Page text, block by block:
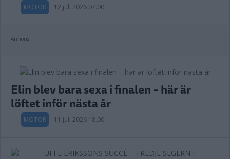
MOTOR 12 juli 2026 07.00
Annons:
Elin blev bara sexa i finalen – här är
löftet inför nästa år
MOTOR 11 juli 2026 18.00